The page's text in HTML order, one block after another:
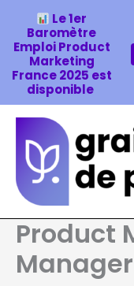
Aller
contenu
Product
Manager
Le 1er
Baromètre
Emploi Product
Marketing
France 2025 est
disponible